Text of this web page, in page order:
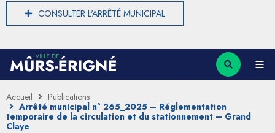
CONSULTER L'ARRÊTÉ MUNICIPAL
Accueil
Publications
Arrêté municipal n° 265_2025 – Réglementation
temporaire de la circulation et du stationnement – Grand
Claye